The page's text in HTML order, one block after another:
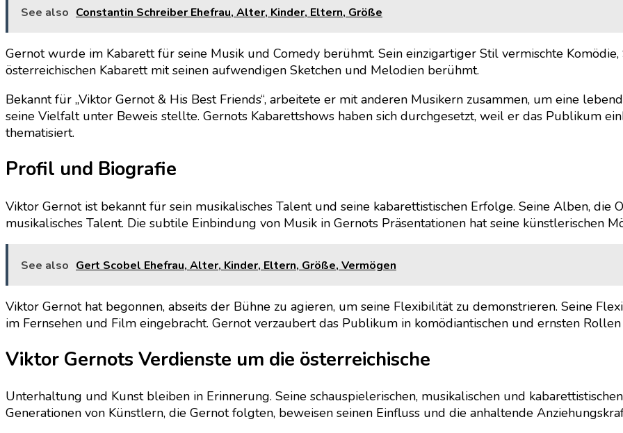
See also Constantin Schreiber Ehefrau, Alter, Kinder, Eltern, Größe
Gernot wurde im Kabarett für seine Musik und Comedy berühmt. Sein einzigartiger Stil vermischte
österreichischen Kabarett mit seinen aufwendigen Sketchen und Melodien berühmt.
Bekannt für „Viktor Gernot & His Best Friends“, arbeitete er mit anderen Musikern zusammen, um eine
seine Vielfalt unter Beweis stellte. Gernots Kabarettshows haben sich durchgesetzt, weil er das Publikum
thematisiert.
Profil und Biografie
Viktor Gernot ist bekannt für sein musikalisches Talent und seine kabarettistischen Erfolge. Seine Alben, die
musikalisches Talent. Die subtile Einbindung von Musik in Gernots Präsentationen hat seine künstlerischen
See also Gert Scobel Ehefrau, Alter, Kinder, Eltern, Größe, Vermögen
Viktor Gernot hat begonnen, abseits der Bühne zu agieren, um seine Flexibilität zu demonstrieren. Seine
im Fernsehen und Film eingebracht. Gernot verzaubert das Publikum in komödiantischen und ernsten
Viktor Gernots Verdienste um die österreichische
Unterhaltung und Kunst bleiben in Erinnerung. Seine schauspielerischen, musikalischen und
Generationen von Künstlern, die Gernot folgten, beweisen seinen Einfluss und die anhaltende